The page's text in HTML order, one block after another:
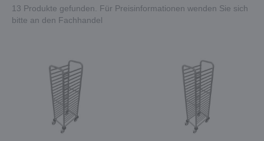
13 Produkte gefunden. Für Preisinformationen wenden Sie sich
bitte an den Fachhandel